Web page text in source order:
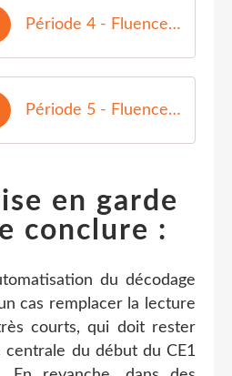
Période 4 - Fluence AT aide
Période 5 - Fluence AT aide
en garde
conclure :
du décodage
cas remplacer la lecture
courts, qui doit rester
centrale du début du CE1